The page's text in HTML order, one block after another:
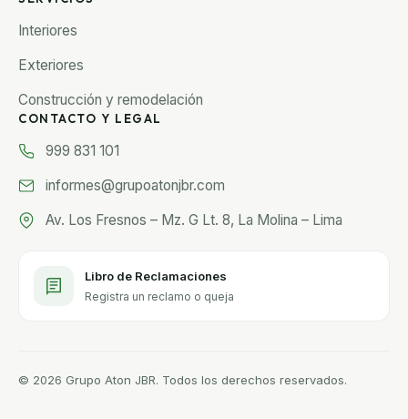
Interiores
Exteriores
Construcción y remodelación
CONTACTO Y LEGAL
999 831 101
informes@grupoatonjbr.com
Av. Los Fresnos – Mz. G Lt. 8, La Molina – Lima
Libro de Reclamaciones
Registra un reclamo o queja
© 2026 Grupo Aton JBR. Todos los derechos reservados.